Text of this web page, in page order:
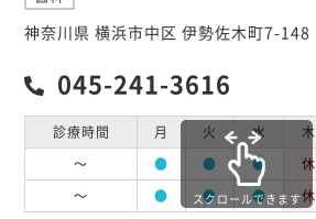
神奈川県 横浜市中区 伊勢佐木町7-148
045-241-3616
診療時間 月 火 水 木
～
● ● ● 休
～
● ● ● 休
スクロールできます